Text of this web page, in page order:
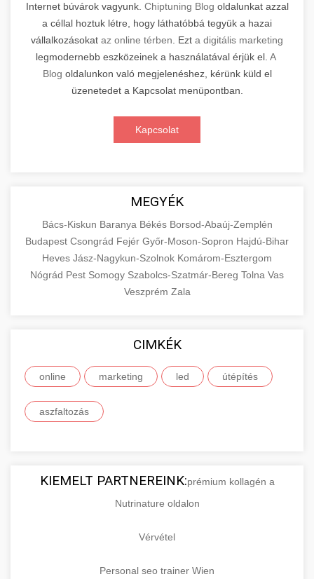
Internet búvárok vagyunk. Chiptuning Blog oldalunkat azzal
a céllal hoztuk létre, hogy láthatóbbá tegyük a hazai
vállalkozásokat az online térben . Ezt a digitális marketing
legmodernebb eszközeinek a használatával érjük el. A
Blog oldalunkon való megjelenéshez, kérünk küld el
üzenetedet a Kapcsolat menüpontban.
Kapcsolat
MEGYÉK
Bács-Kiskun Baranya Békés Borsod-Abaúj-Zemplén
Budapest Csongrád Fejér Győr-Moson-Sopron Hajdú-Bihar
Heves Jász-Nagykun-Szolnok Komárom-Esztergom
Nógrád Pest Somogy Szabolcs-Szatmár-Bereg Tolna Vas
Veszprém Zala
CIMKÉK
online marketing led útépítés
aszfaltozás
KIEMELT PARTNEREINK:prémium kollagén a
Nutrinature oldalon
Vérvétel
Personal seo trainer Wien